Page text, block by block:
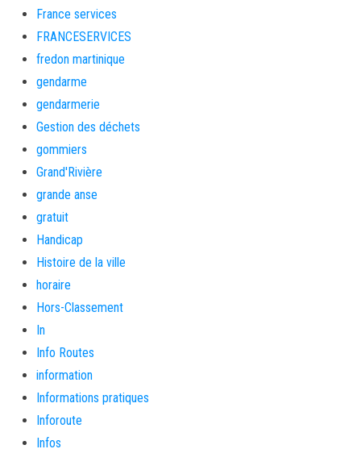
France services
FRANCESERVICES
fredon martinique
gendarme
gendarmerie
Gestion des déchets
gommiers
Grand'Rivière
grande anse
gratuit
Handicap
Histoire de la ville
horaire
Hors-Classement
In
Info Routes
information
Informations pratiques
Inforoute
Infos